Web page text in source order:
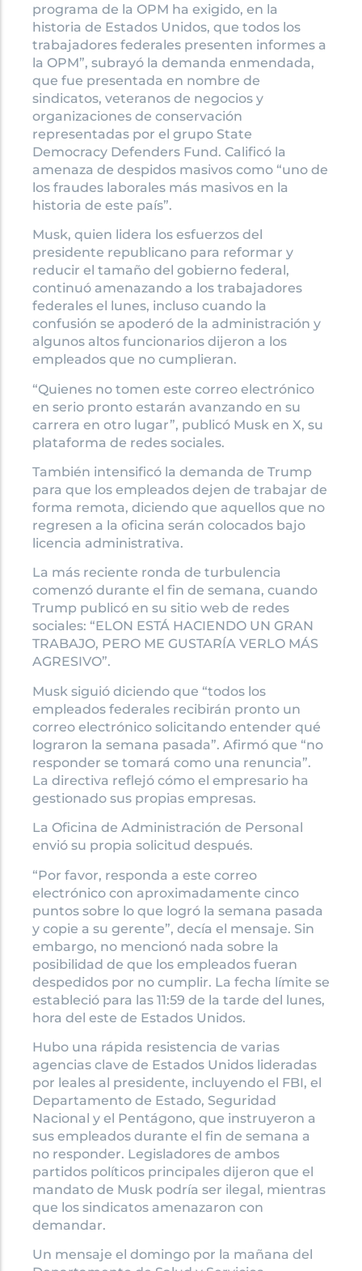
programa de la OPM ha exigido, en la
historia de Estados Unidos, que todos los
trabajadores federales presenten informes a
la OPM”, subrayó la demanda enmendada,
que fue presentada en nombre de
sindicatos, veteranos de negocios y
organizaciones de conservación
representadas por el grupo State
Democracy Defenders Fund. Calificó la
amenaza de despidos masivos como “uno de
los fraudes laborales más masivos en la
historia de este país”.
Musk, quien lidera los esfuerzos del
presidente republicano para reformar y
reducir el tamaño del gobierno federal,
continuó amenazando a los trabajadores
federales el lunes, incluso cuando la
confusión se apoderó de la administración y
algunos altos funcionarios dijeron a los
empleados que no cumplieran.
“Quienes no tomen este correo electrónico
en serio pronto estarán avanzando en su
carrera en otro lugar”, publicó Musk en X, su
plataforma de redes sociales.
También intensificó la demanda de Trump
para que los empleados dejen de trabajar de
forma remota, diciendo que aquellos que no
regresen a la oficina serán colocados bajo
licencia administrativa.
La más reciente ronda de turbulencia
comenzó durante el fin de semana, cuando
Trump publicó en su sitio web de redes
sociales: “ELON ESTÁ HACIENDO UN GRAN
TRABAJO, PERO ME GUSTARÍA VERLO MÁS
AGRESIVO”.
Musk siguió diciendo que “todos los
empleados federales recibirán pronto un
correo electrónico solicitando entender qué
lograron la semana pasada”. Afirmó que “no
responder se tomará como una renuncia”.
La directiva reflejó cómo el empresario ha
gestionado sus propias empresas.
La Oficina de Administración de Personal
envió su propia solicitud después.
“Por favor, responda a este correo
electrónico con aproximadamente cinco
puntos sobre lo que logró la semana pasada
y copie a su gerente”, decía el mensaje. Sin
embargo, no mencionó nada sobre la
posibilidad de que los empleados fueran
despedidos por no cumplir. La fecha límite se
estableció para las 11:59 de la tarde del lunes,
hora del este de Estados Unidos.
Hubo una rápida resistencia de varias
agencias clave de Estados Unidos lideradas
por leales al presidente, incluyendo el FBI, el
Departamento de Estado, Seguridad
Nacional y el Pentágono, que instruyeron a
sus empleados durante el fin de semana a
no responder. Legisladores de ambos
partidos políticos principales dijeron que el
mandato de Musk podría ser ilegal, mientras
que los sindicatos amenazaron con
demandar.
Un mensaje el domingo por la mañana del